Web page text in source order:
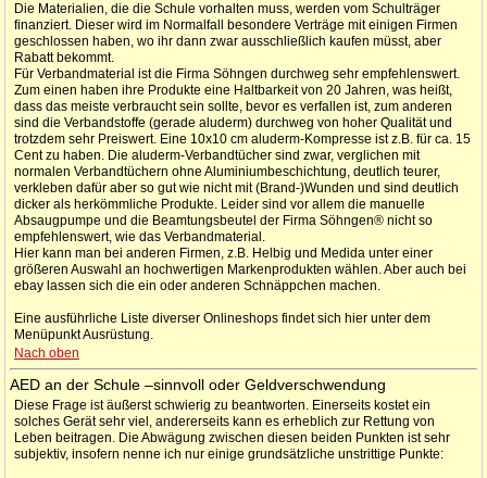
Die Materialien, die die Schule vorhalten muss, werden vom Schulträger
finanziert. Dieser wird im Normalfall besondere Verträge mit einigen Firmen
geschlossen haben, wo ihr dann zwar ausschließlich kaufen müsst, aber
Rabatt bekommt.
Für Verbandmaterial ist die Firma Söhngen durchweg sehr empfehlenswert.
Zum einen haben ihre Produkte eine Haltbarkeit von 20 Jahren, was heißt,
dass das meiste verbraucht sein sollte, bevor es verfallen ist, zum anderen
sind die Verbandstoffe (gerade aluderm) durchweg von hoher Qualität und
trotzdem sehr Preiswert. Eine 10x10 cm aluderm-Kompresse ist z.B. für ca. 15
Cent zu haben. Die aluderm-Verbandtücher sind zwar, verglichen mit
normalen Verbandtüchern ohne Aluminiumbeschichtung, deutlich teurer,
verkleben dafür aber so gut wie nicht mit (Brand-)Wunden und sind deutlich
dicker als herkömmliche Produkte. Leider sind vor allem die manuelle
Absaugpumpe und die Beamtungsbeutel der Firma Söhngen® nicht so
empfehlenswert, wie das Verbandmaterial.
Hier kann man bei anderen Firmen, z.B. Helbig und Medida unter einer
größeren Auswahl an hochwertigen Markenprodukten wählen. Aber auch bei
ebay lassen sich die ein oder anderen Schnäppchen machen.
Eine ausführliche Liste diverser Onlineshops findet sich hier unter dem
Menüpunkt Ausrüstung.
Nach oben
AED an der Schule –sinnvoll oder Geldverschwendung
Diese Frage ist äußerst schwierig zu beantworten. Einerseits kostet ein
solches Gerät sehr viel, andererseits kann es erheblich zur Rettung von
Leben beitragen. Die Abwägung zwischen diesen beiden Punkten ist sehr
subjektiv, insofern nenne ich nur einige grundsätzliche unstrittige Punkte: